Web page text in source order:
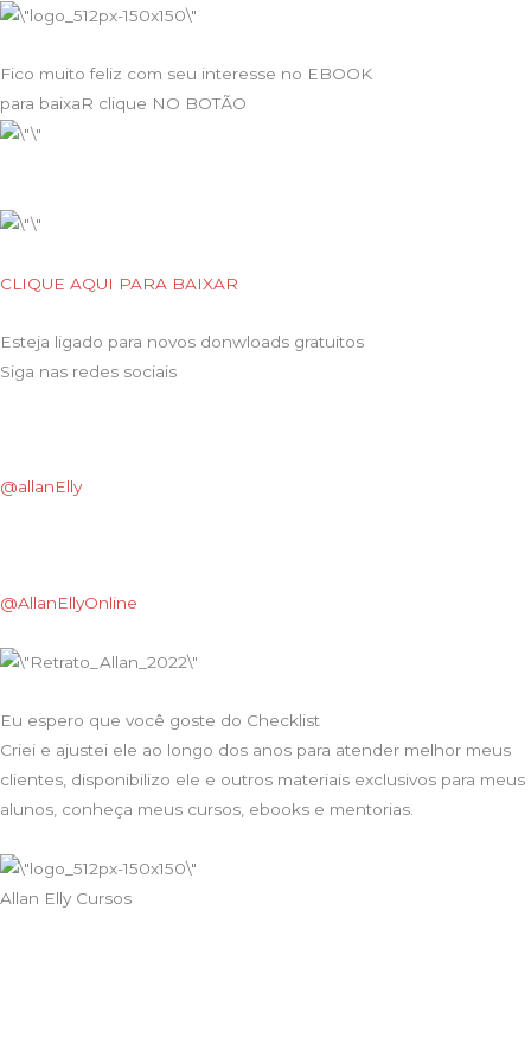
Fico muito feliz com seu interesse no EBOOK
para baixaR clique NO BOTÃO
CLIQUE AQUI PARA BAIXAR
Esteja ligado para novos donwloads gratuitos
Siga nas redes sociais
@allanElly
@AllanEllyOnline
Eu espero que você goste do Checklist
Criei e ajustei ele ao longo dos anos para atender melhor meus
clientes, disponibilizo ele e outros materiais exclusivos para meus
alunos, conheça meus cursos, ebooks e mentorias.
Allan Elly Cursos